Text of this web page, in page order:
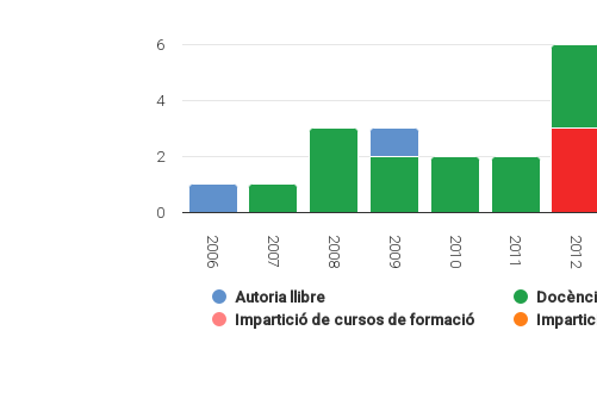
Autoria llibre
Impartició de cursos de formació
2006 2007 2008 2009 2010 2011 2012
0
2
4
6